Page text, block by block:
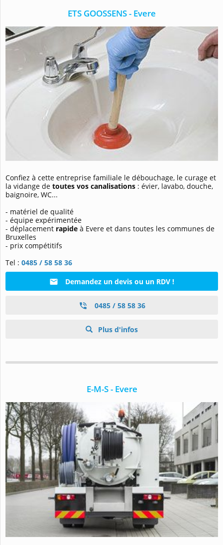
ETS GOOSSENS - Evere
Confiez à cette entreprise familiale le débouchage, le curage et
la vidange de toutes vos canalisations : évier, lavabo, douche,
baignoire, WC...
- matériel de qualité
- équipe expérimentée
- déplacement rapide à Evere et dans toutes les communes de
Bruxelles
- prix compétitifs
Tel : 0485 / 58 58 36
Demandez un devis ou un RDV !
0485 / 58 58 36
Plus d'infos
E-M-S - Evere